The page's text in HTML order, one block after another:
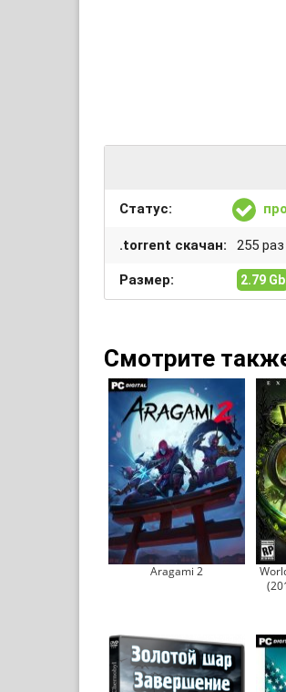
Статус:
.torrent скачан: 255 раз
Размер: 2.79 Gb
Смотрите
Aragami 2